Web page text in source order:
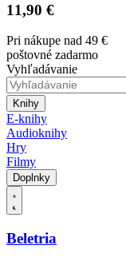
11,90 €
Pri nákupe nad 49 €
poštovné zadarmo
Vyhľadávanie
Knihy
E-knihy
Audioknihy
Hry
Filmy
Doplnky
Beletria